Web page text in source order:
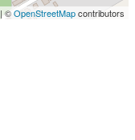
| ©OpenStreetMapcontributors